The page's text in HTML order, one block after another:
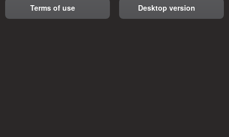
Terms of use Desktop version